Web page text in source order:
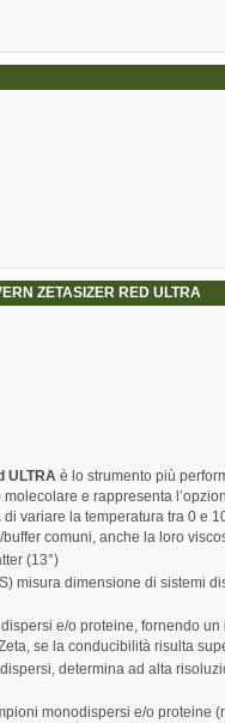
ZETASIZER RED ULTRA
ULTRA è lo strumento più
e rappresenta
variare la temperatura tra 0 e
comuni, anche la loro
(13°)
misura dimensione di sistemi
e/o proteine, fornendo
se la conducibilità risulta
determina ad alta
monodispersi e/o proteine